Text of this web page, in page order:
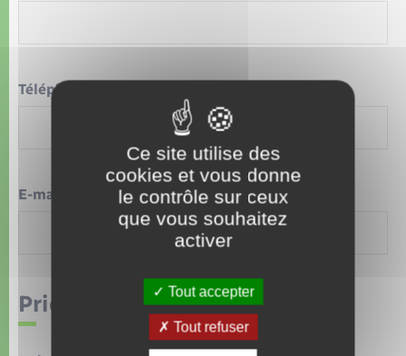
Téléphone
E-mail
Priorité 2
Ce site utilise des
cookies et vous donne
le contrôle sur ceux
que vous souhaitez
activer
Tout accepter
Tout refuser